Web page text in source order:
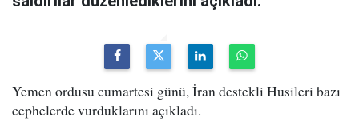
Yemen ordusu cumartesi günü, İran destekli Husileri bazı
cephelerde vurduklarını açıkladı.